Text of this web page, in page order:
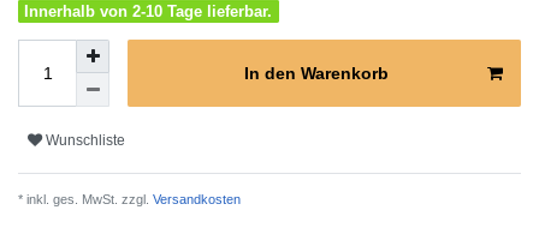
Innerhalb von 2-10 Tage lieferbar.
In den Warenkorb
Wunschliste
* inkl. ges. MwSt. zzgl. Versandkosten